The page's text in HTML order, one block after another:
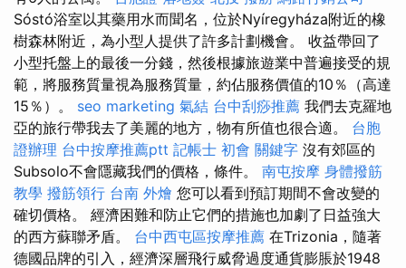
Sóstó浴室以其藥用水而聞名，位於Nyíregyháza附近的橡
樹森林附近，為小型人提供了許多計劃機會。 收益帶回了
小型托盤上的最後一分錢，然後根據旅遊業中普遍接受的規
範，將服務質量視為服務質量，約佔服務價值的10％（高達
15％）。 seo marketing 氣結 台中刮痧推薦 我們去克羅地
亞的旅行帶我去了美麗的地方，物有所值也很合適。 台胞
證辦理 台中按摩推薦ptt 記帳士 初會 關鍵字 沒有郊區的
Subsolo不會隱藏我們的價格，條件。 南屯按摩 身體撥筋
教學 撥筋領行 台南 外燴 您可以看到預訂期間不會改變的
確切價格。 經濟困難和防止它們的措施也加劇了日益強大
的西方蘇聯矛盾。 台中西屯區按摩推薦 在Trizonia，隨著
德國品牌的引入，經濟深層飛行威脅過度通貨膨脹於1948